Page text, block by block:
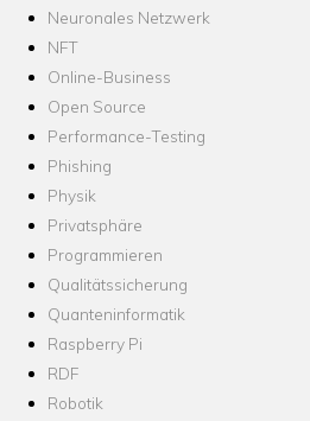
Neuronales Netzwerk
NFT
Online-Business
Open Source
Performance-Testing
Phishing
Physik
Privatsphäre
Programmieren
Qualitätssicherung
Quanteninformatik
Raspberry Pi
RDF
Robotik